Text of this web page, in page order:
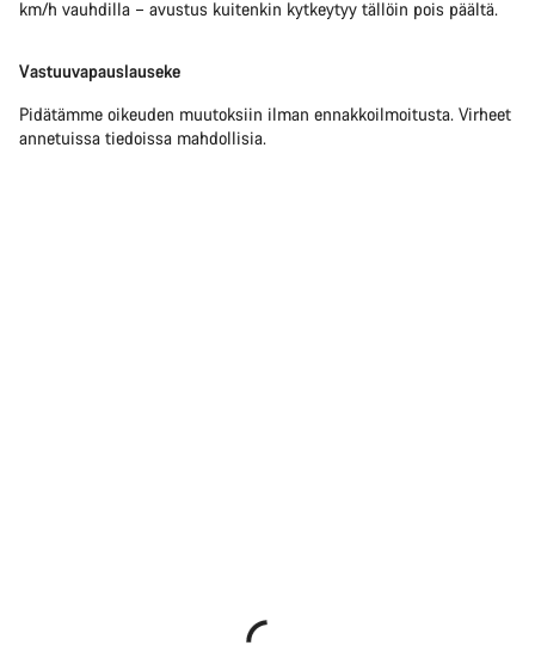
km/h vauhdilla – avustus kuitenkin kytkeytyy tällöin pois päältä.
Vastuuvapauslauseke
Pidätämme oikeuden muutoksiin ilman ennakkoilmoitusta. Virheet
annetuissa tiedoissa mahdollisia.